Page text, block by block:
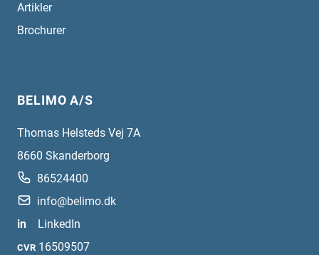
Artikler
Brochurer
BELIMO A/S
Thomas Helsteds Vej 7A
8660 Skanderborg
86524400
info@belimo.dk
in
LinkedIn
CVR 16509507